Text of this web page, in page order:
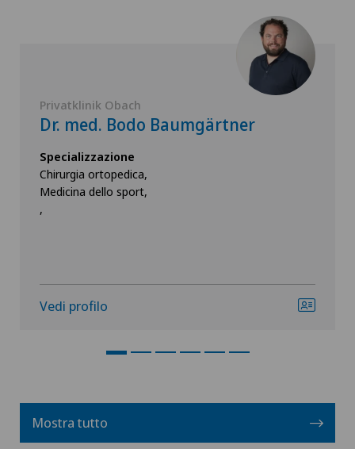
Privatklinik Obach
Dr. med. Bodo Baumgärtner
Specializzazione
Chirurgia ortopedica,
Medicina dello sport,
,
Vedi profilo
Mostra tutto